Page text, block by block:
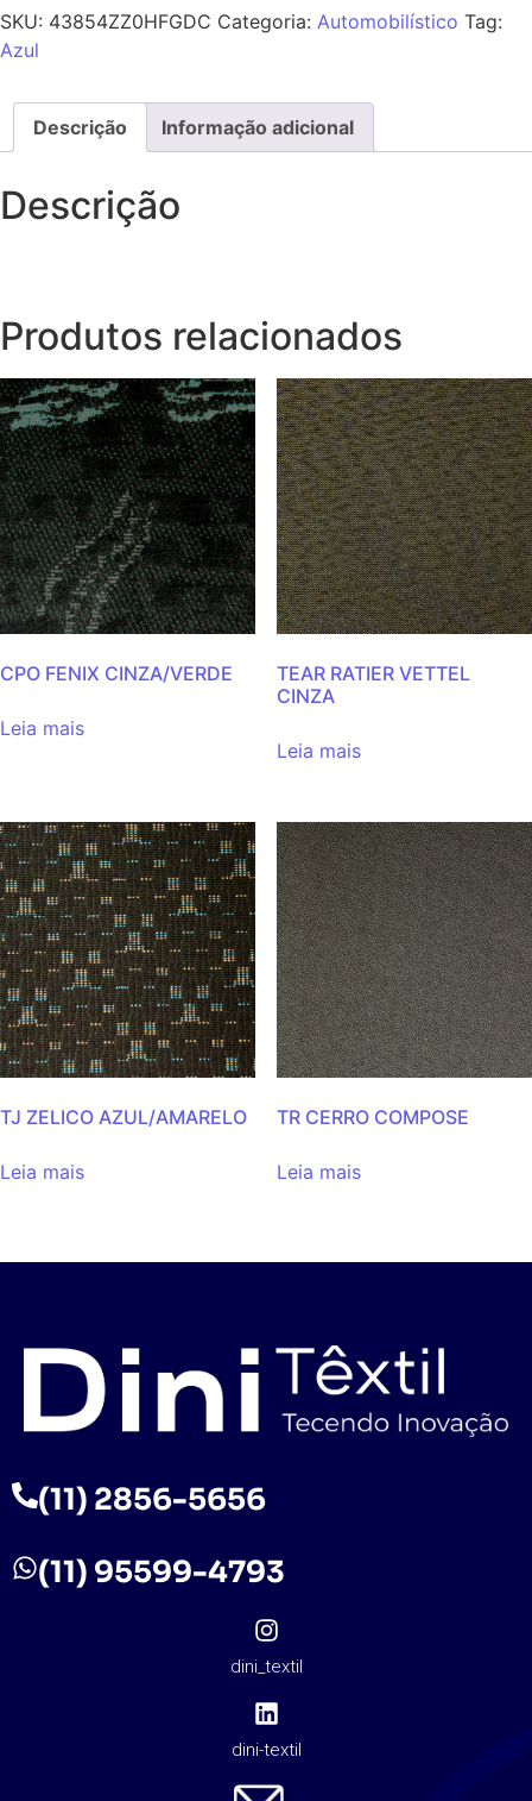
SKU: 43854ZZ0HFGDC Categoria: Automobilístico Tag:
Azul
Descrição Informação adicional
Descrição
Produtos relacionados
CPO FENIX CINZA/VERDE
Leia mais
TEAR RATIER VETTEL
CINZA
Leia mais
TJ ZELICO AZUL/AMARELO
Leia mais
TR CERRO COMPOSE
Leia mais
(11) 2856-5656
(11) 95599-4793
dini_textil
dini-textil